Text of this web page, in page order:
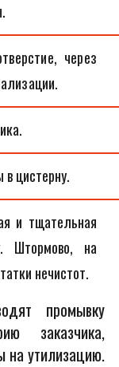
через
цистерну.
и тщательная
Штормово, на
нечистот.
промывку
заказчика,
на утилизацию.